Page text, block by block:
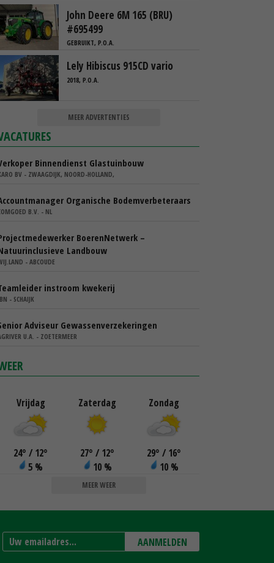
John Deere 6M 165 (BRU)
#695499
GEBRUIKT, P.O.A.
Lely Hibiscus 915CD vario
2018, P.O.A.
MEER ADVERTENTIES
Binnendienst Glastuinbouw
BV - ZWAAGDIJK, NOORD-HOLLAND,
Organische Bodemverbeteraars
B.V. - NL
BoerenNetwerk –
Landbouw
- ABCOUDE
instroom kwekerij
- SCHAIJK
Adviseur Gewassenverzekeringen
U.A. - ZOETERMEER
Vrijdag
24° / 12°
5 %
Zaterdag
27° / 12°
10 %
Zondag
29° / 16°
10 %
MEER WEER
AANMELDEN